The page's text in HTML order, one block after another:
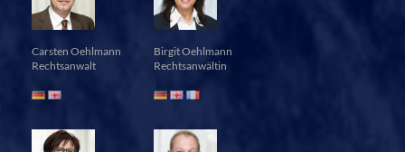
Carsten Oehlmann
Rechtsanwalt
Birgit Oehlmann
Rechtsanwältin